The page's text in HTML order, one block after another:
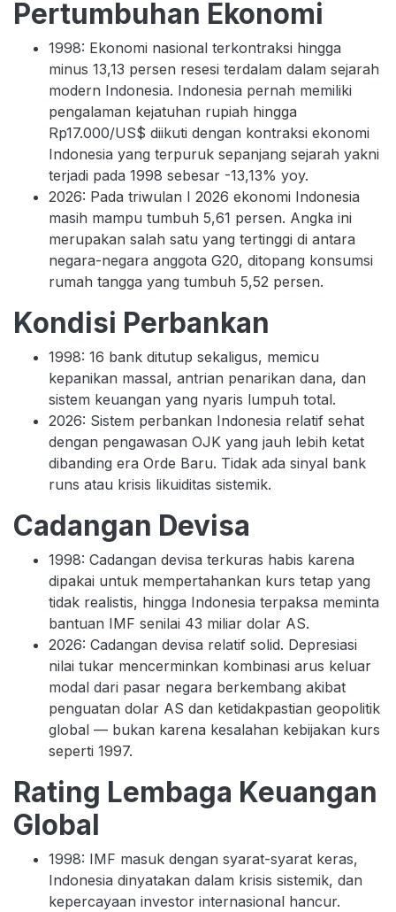
Pertumbuhan Ekonomi
1998: Ekonomi nasional terkontraksi hingga
minus 13,13 persen resesi terdalam dalam sejarah
modern Indonesia. Indonesia pernah memiliki
pengalaman kejatuhan rupiah hingga
Rp17.000/US$ diikuti dengan kontraksi ekonomi
Indonesia yang terpuruk sepanjang sejarah yakni
terjadi pada 1998 sebesar -13,13% yoy.
2026: Pada triwulan I 2026 ekonomi Indonesia
masih mampu tumbuh 5,61 persen. Angka ini
merupakan salah satu yang tertinggi di antara
negara-negara anggota G20, ditopang konsumsi
rumah tangga yang tumbuh 5,52 persen.
Kondisi Perbankan
1998: 16 bank ditutup sekaligus, memicu
kepanikan massal, antrian penarikan dana, dan
sistem keuangan yang nyaris lumpuh total.
2026: Sistem perbankan Indonesia relatif sehat
dengan pengawasan OJK yang jauh lebih ketat
dibanding era Orde Baru. Tidak ada sinyal bank
runs atau krisis likuiditas sistemik.
Cadangan Devisa
1998: Cadangan devisa terkuras habis karena
dipakai untuk mempertahankan kurs tetap yang
tidak realistis, hingga Indonesia terpaksa meminta
bantuan IMF senilai 43 miliar dolar AS.
2026: Cadangan devisa relatif solid. Depresiasi
nilai tukar mencerminkan kombinasi arus keluar
modal dari pasar negara berkembang akibat
penguatan dolar AS dan ketidakpastian geopolitik
global — bukan karena kesalahan kebijakan kurs
seperti 1997.
Rating Lembaga Keuangan
Global
1998: IMF masuk dengan syarat-syarat keras,
Indonesia dinyatakan dalam krisis sistemik, dan
kepercayaan investor internasional hancur.